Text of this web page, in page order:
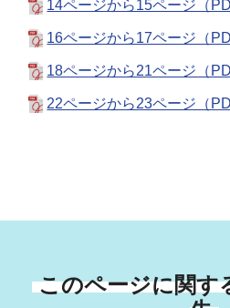
14ページから15ページ（
16ページから17ページ（
18ページから21ページ（
22ページから23ページ（
このページに関す